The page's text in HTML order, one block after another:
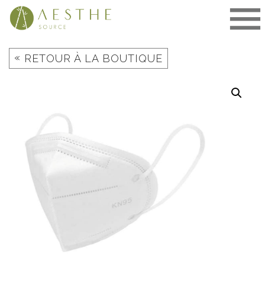
Aller
« RETOUR À LA BOUTIQUE